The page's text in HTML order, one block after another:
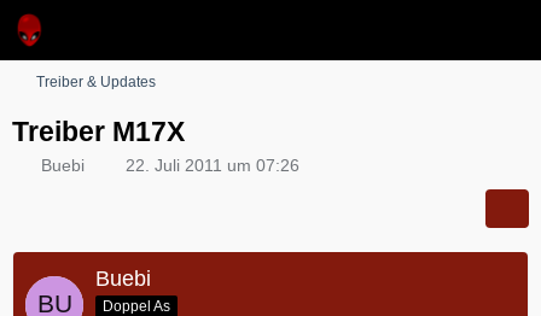
Treiber & Updates
Treiber M17X
Buebi 22. Juli 2011 um 07:26
Buebi
Doppel As